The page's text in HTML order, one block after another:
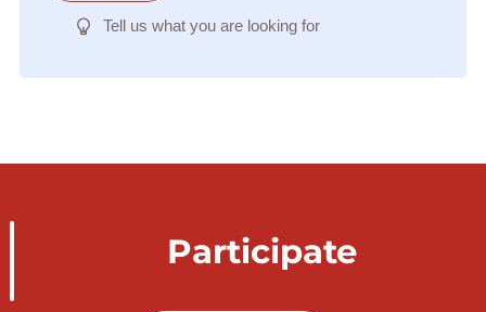
Tell us what you are looking for
Participate